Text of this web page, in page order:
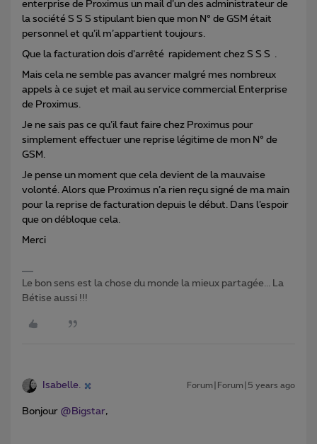
enterprise de Proximus un mail d’un des administrateur de
la société S S S stipulant bien que mon N° de GSM était
personnel et qu’il m’appartient toujours.
Que la facturation dois d’arrêté rapidement chez S S S .
Mais cela ne semble pas avancer malgré mes nombreux
appels à ce sujet et mail au service commercial Enterprise
de Proximus.
Je ne sais pas ce qu’il faut faire chez Proximus pour
simplement effectuer une reprise légitime de mon N° de
GSM.
Je pense un moment que cela devient de la mauvaise
volonté. Alors que Proximus n’a rien reçu signé de ma main
pour la reprise de facturation depuis le début. Dans l’espoir
que on débloque cela.
Merci
Le bon sens est la chose du monde la mieux partagée... La
Bétise aussi !!!
Isabelle. Forum|Forum|5 years ago
Bonjour @Bigstar,